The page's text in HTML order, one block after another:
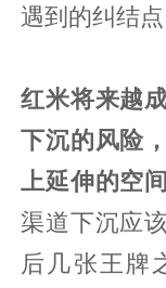
遇到的纠结点
红米将来越
下沉的风险
上延伸的空间
渠道下沉应
后几张王牌